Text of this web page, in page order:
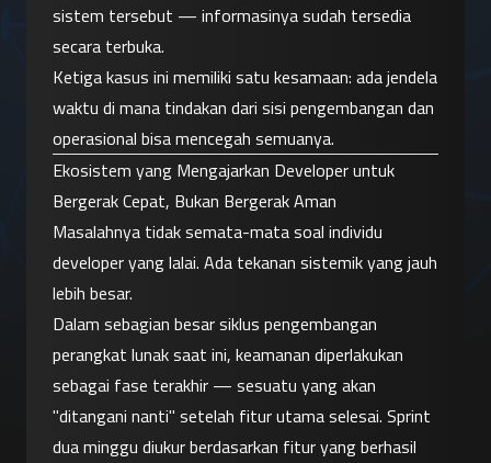
sistem tersebut — informasinya sudah tersedia
secara terbuka.
Ketiga kasus ini memiliki satu kesamaan: ada jendela
waktu di mana tindakan dari sisi pengembangan dan
operasional bisa mencegah semuanya.
Ekosistem yang Mengajarkan Developer untuk
Bergerak Cepat, Bukan Bergerak Aman
Masalahnya tidak semata-mata soal individu
developer yang lalai. Ada tekanan sistemik yang jauh
lebih besar.
Dalam sebagian besar siklus pengembangan
perangkat lunak saat ini, keamanan diperlakukan
sebagai fase terakhir — sesuatu yang akan
"ditangani nanti" setelah fitur utama selesai. Sprint
dua minggu diukur berdasarkan fitur yang berhasil